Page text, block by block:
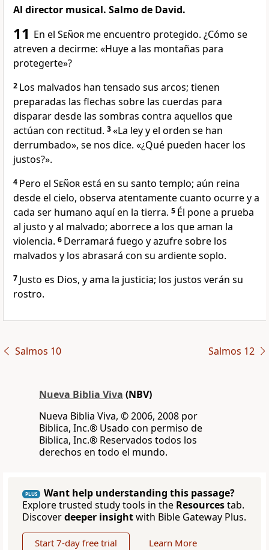
Al director musical. Salmo de David.
11 En el Señor me encuentro protegido. ¿Cómo se
atreven a decirme: «Huye a las montañas para
protegerte»?
2 Los malvados han tensado sus arcos; tienen
preparadas las flechas sobre las cuerdas para
disparar desde las sombras contra aquellos que
actúan con rectitud. 3«La ley y el orden se han
derrumbado», se nos dice. «¿Qué pueden hacer los
justos?».
4 Pero el Señorestá en su santo templo; aún reina
desde el cielo, observa atentamente cuanto ocurre y a
cada ser humano aquí en la tierra. 5 Él pone a prueba
al justo y al malvado; aborrece a los que aman la
violencia. 6 Derramará fuego y azufre sobre los
malvados y los abrasará con su ardiente soplo.
7 Justo es Dios, y ama la justicia; los justos verán su
rostro.
Salmos 10 Salmos 12
Nueva Biblia Viva (NBV)
Nueva Biblia Viva, © 2006, 2008 por
Biblica, Inc.® Usado con permiso de
Biblica, Inc.® Reservados todos los
derechos en todo el mundo.
PLUS
Want help understanding this passage?
Explore trusted study tools in the Resourcestab.
Discoverdeeper insightwith Bible Gateway Plus.
Start 7-day free trial Learn More